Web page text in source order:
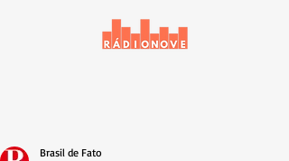
Brasil de Fato